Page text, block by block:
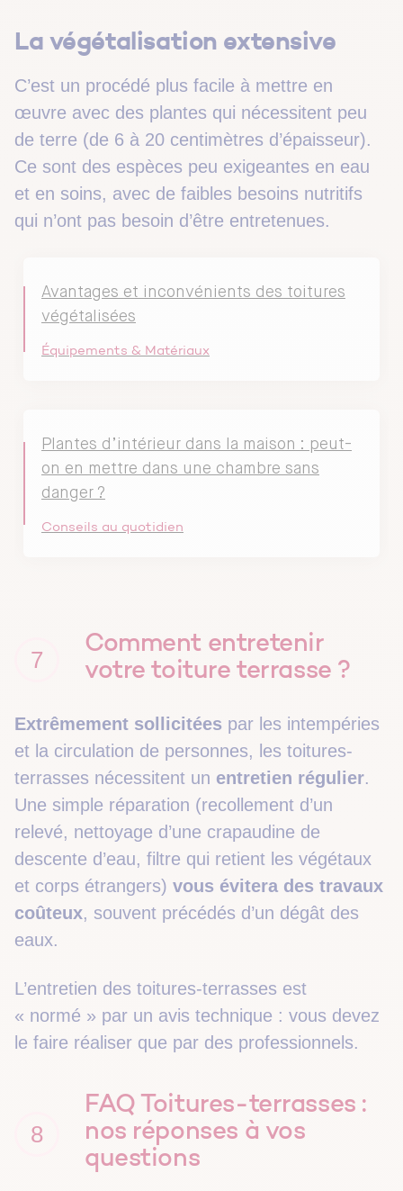
La végétalisation extensive
C’est un procédé plus facile à mettre en
œuvre avec des plantes qui nécessitent peu
de terre (de 6 à 20 centimètres d’épaisseur).
Ce sont des espèces peu exigeantes en eau
et en soins, avec de faibles besoins nutritifs
qui n’ont pas besoin d’être entretenues.
Avantages et inconvénients des toitures
végétalisées
Équipements & Matériaux
Plantes d’intérieur dans la maison : peut-
on en mettre dans une chambre sans
danger ?
Conseils au quotidien
7
Comment entretenir
votre toiture terrasse ?
Extrêmement sollicitées par les intempéries
et la circulation de personnes, les toitures-
terrasses nécessitent un entretien régulier.
Une simple réparation (recollement d’un
relevé, nettoyage d’une crapaudine de
descente d’eau, filtre qui retient les végétaux
et corps étrangers) vous évitera des travaux
coûteux, souvent précédés d’un dégât des
eaux.
L’entretien des toitures-terrasses est
« normé » par un avis technique : vous devez
le faire réaliser que par des professionnels.
8
FAQ Toitures-terrasses :
nos réponses à vos
questions